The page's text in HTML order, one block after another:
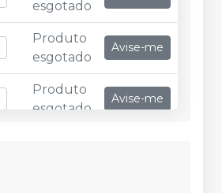
esgotado
Produto
esgotado
Avise-me
Produto
esgotado
Avise-me